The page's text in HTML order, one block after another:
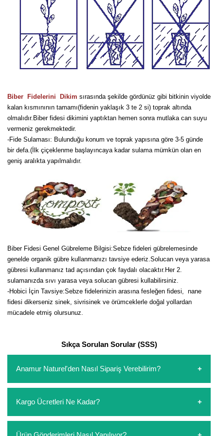
Biber Fidelerini Dikim sırasında şekilde gördünüz gibi bitkinin viyolde
kalan kısmınının tamamı(fidenin yaklaşık 3 te 2 si) toprak altında
olmalıdır.Biber fidesi dikimini yaptıktan hemen sonra mutlaka can suyu
vermeniz gerekmektedir.
-Fide Sulaması: Bulunduğu konum ve toprak yapısına göre 3-5 günde
bir defa.(İlk çiçeklenme başlayıncaya kadar sulama mümkün olan en
geniş aralıkta yapılmalıdır.
Biber Fidesi Genel Gübreleme Bilgisi:Sebze fideleri gübrelemesinde
genelde organik gübre kullanmanızı tavsiye ederiz.Solucan veya yarasa
gübresi kullanmanız tad açısından çok faydalı olacaktır.Her 2.
sulamanızda sıvı yarasa veya solucan gübresi kullabilirsiniz.
-Hobici İçin Tavsiye:Sebze fidelerinizin arasına fesleğen fidesi, nane
fidesi dikerseniz sinek, sivrisinek ve örümceklerle doğal yollardan
mücadele etmiş olursunuz.
Sıkça Sorulan Sorular (SSS)
Anamur Naturel'den Nasıl Sipariş Verebilirim?
oluşturarak,iletişim numaralarımızdan bizi arayarak veya
whatsapp hattımızdan bizlere isteklerinizi yazarak sipariş
Kargo Ücretleri Ne Kadar?
Nadir Çeşit Meyveler
Narenciye Fidanları
Nektarin Fidanı
Pepino Fidanı
Pitaya Fidanı
Şeftali Fidanı
Üzüm Fidanı
Vişne Fidanı
Zeytin Fidanı